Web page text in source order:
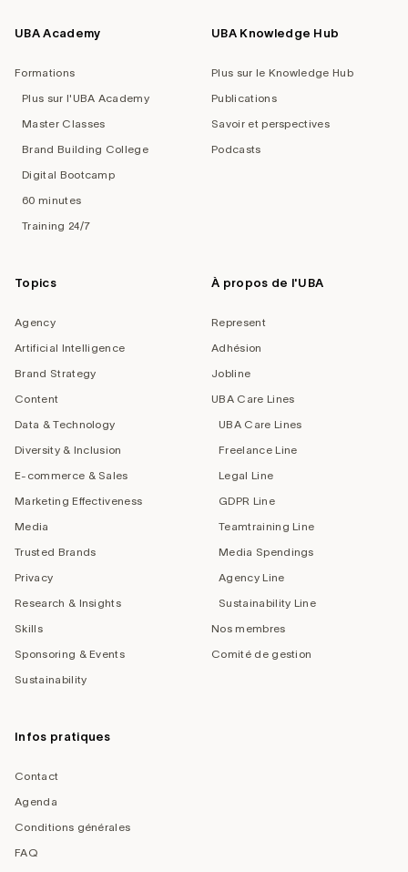
UBA Academy
Formations
Plus sur l'UBA Academy
Master Classes
Brand Building College
Digital Bootcamp
60 minutes
Training 24/7
UBA Knowledge Hub
Plus sur le Knowledge Hub
Publications
Savoir et perspectives
Podcasts
Topics
Agency
Artificial Intelligence
Brand Strategy
Content
Data & Technology
Diversity & Inclusion
E-commerce & Sales
Marketing Effectiveness
Media
Trusted Brands
Privacy
Research & Insights
Skills
Sponsoring & Events
Sustainability
À propos de l'UBA
Represent
Adhésion
Jobline
UBA Care Lines
UBA Care Lines
Freelance Line
Legal Line
GDPR Line
Teamtraining Line
Media Spendings
Agency Line
Sustainability Line
Nos membres
Comité de gestion
Infos pratiques
Contact
Agenda
Conditions générales
FAQ